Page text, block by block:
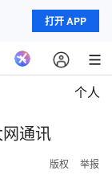
打开 APP
个人
通讯
版权 举报